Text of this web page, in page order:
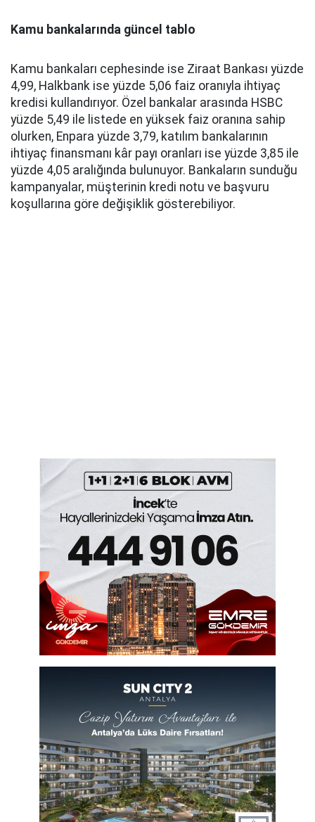
Kamu bankalarında güncel tablo
Kamu bankaları cephesinde ise Ziraat Bankası yüzde
4,99, Halkbank ise yüzde 5,06 faiz oranıyla ihtiyaç
kredisi kullandırıyor. Özel bankalar arasında HSBC
yüzde 5,49 ile listede en yüksek faiz oranına sahip
olurken, Enpara yüzde 3,79, katılım bankalarının
ihtiyaç finansmanı kâr payı oranları ise yüzde 3,85 ile
yüzde 4,05 aralığında bulunuyor. Bankaların sunduğu
kampanyalar, müşterinin kredi notu ve başvuru
koşullarına göre değişiklik gösterebiliyor.